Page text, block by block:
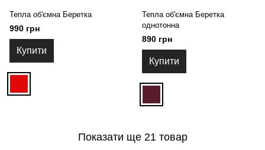
Тепла об'ємна Беретка
990 грн
Купити
Тепла об'ємна Беретка
однотонна
890 грн
Купити
Показати ще 21 товар